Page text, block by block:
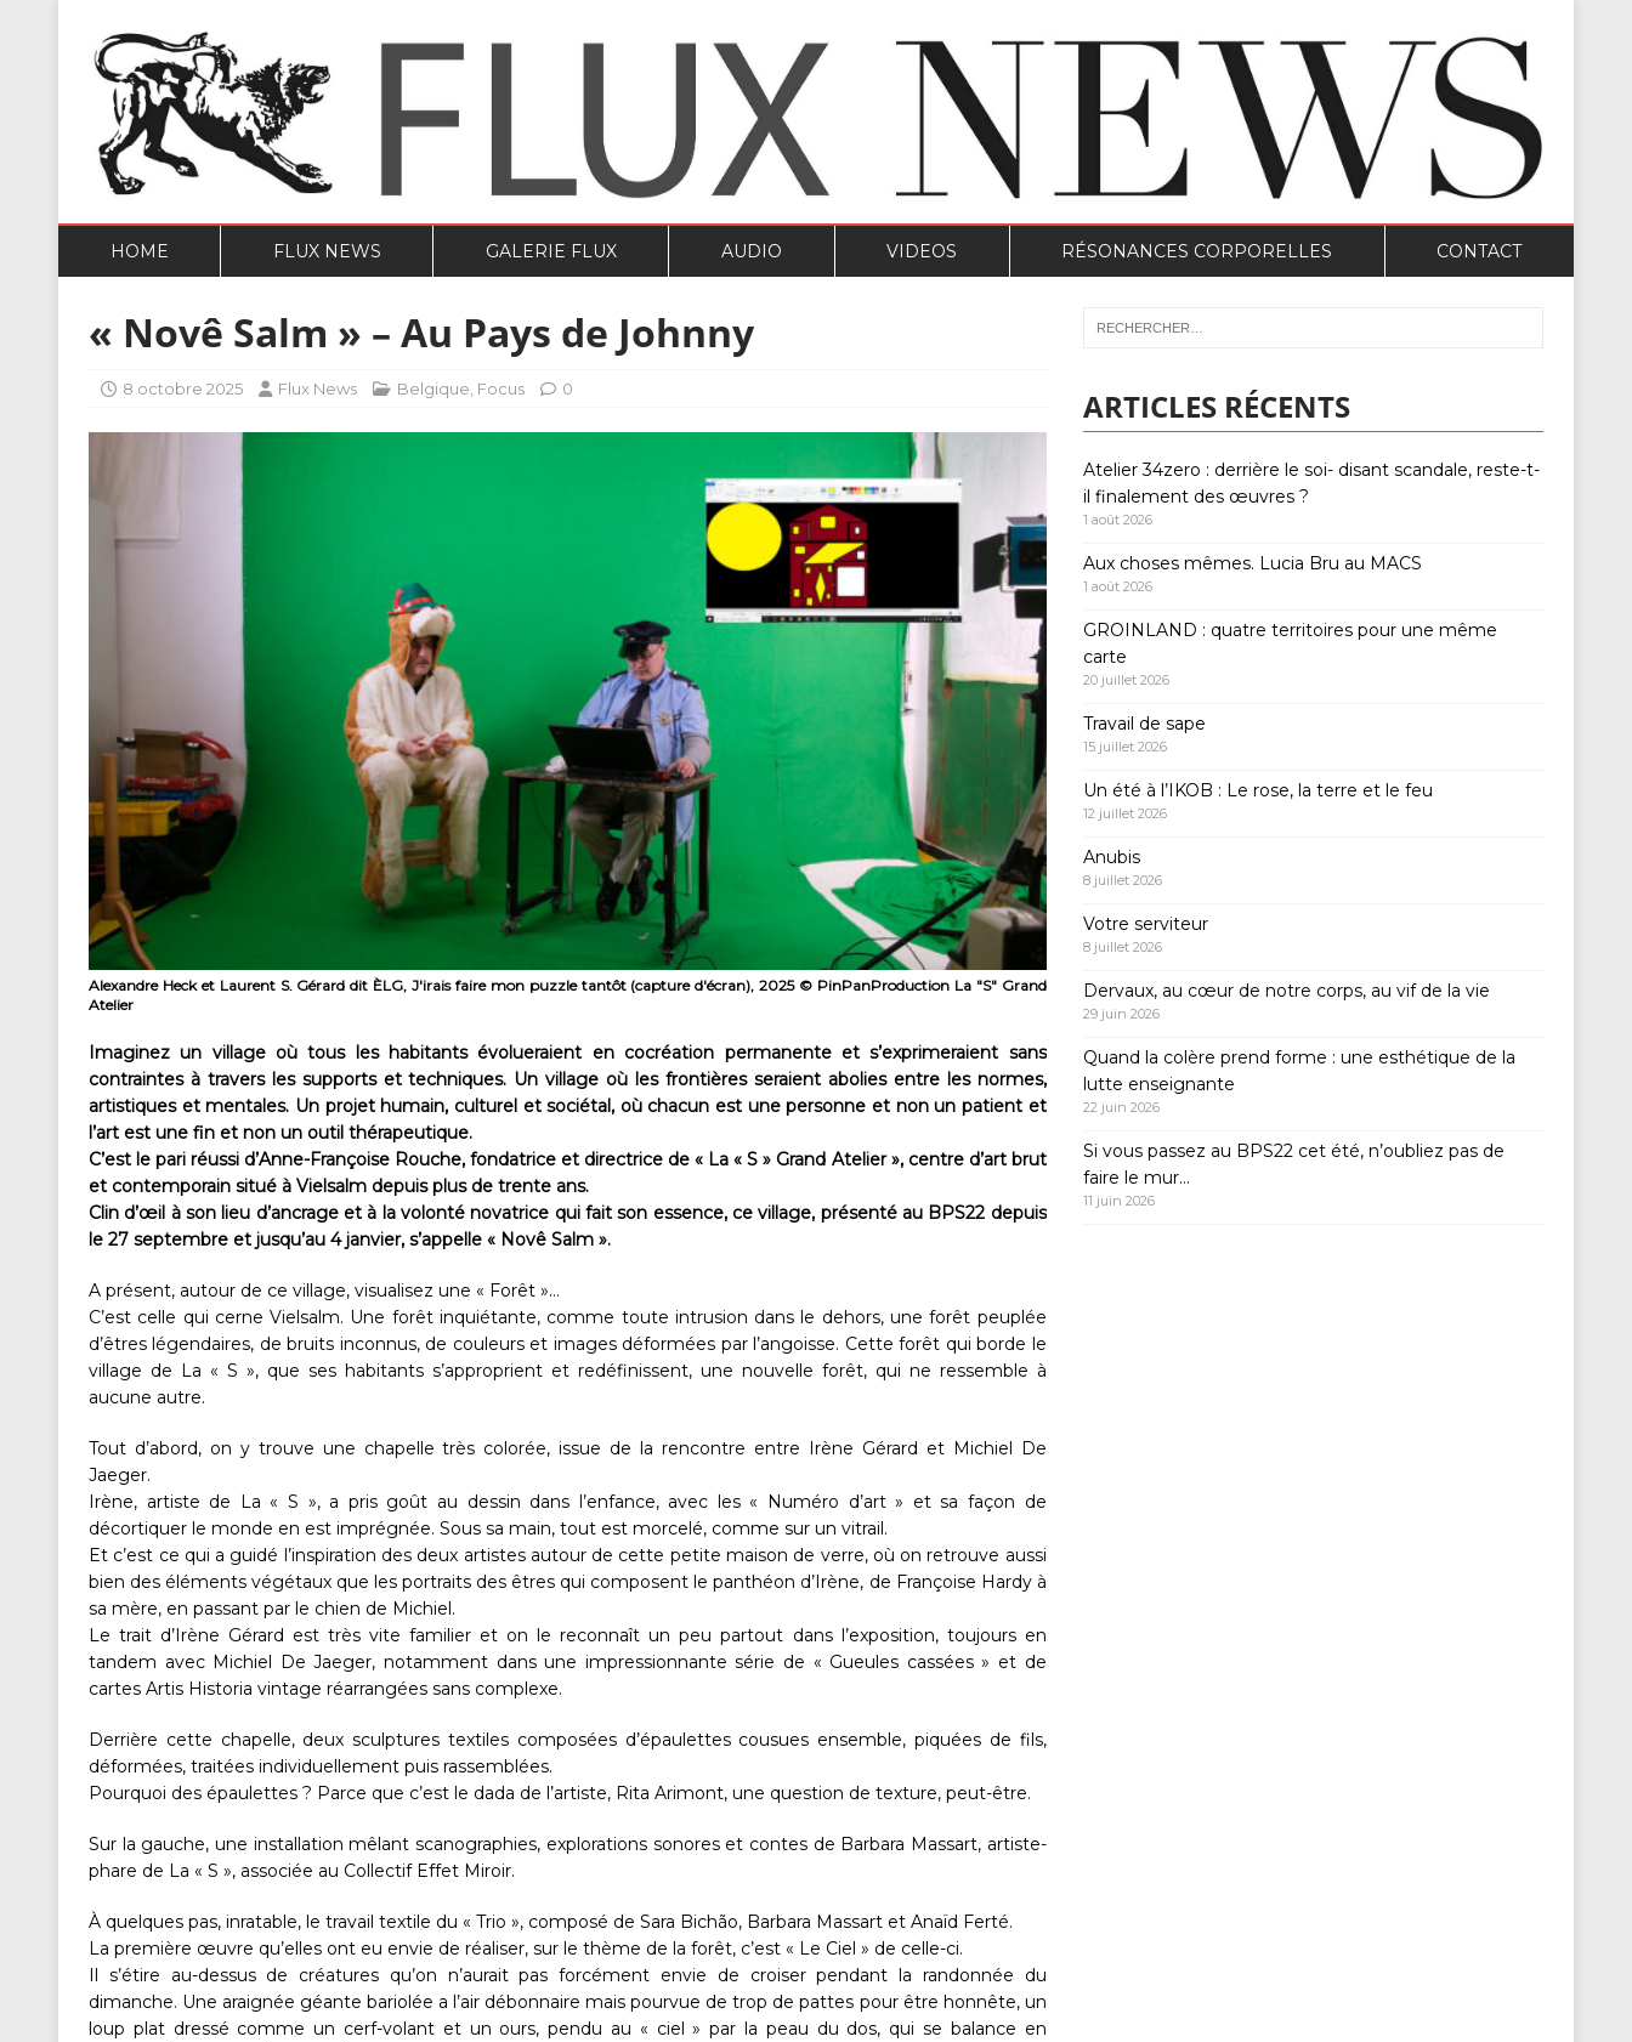
HOME FLUX NEWS GALERIE FLUX AUDIO VIDEOS RÉSONANCES CORPORELLES CONTACT
« Novê Salm » – Au Pays de Johnny
8 octobre 2025 Flux News Belgique Focus 0
Alexandre Heck et Laurent S. Gérard dit ÈLG, J'irais faire mon puzzle tantôt (capture d'écran), 2025 © PinPanProduction La "S" Grand
Atelier
Imaginez un village où tous les habitants évolueraient en cocréation permanente et s’exprimeraient sans
contraintes à travers les supports et techniques. Un village où les frontières seraient abolies entre les normes,
artistiques et mentales. Un projet humain, culturel et sociétal, où chacun est une personne et non un patient et
l’art est une fin et non un outil thérapeutique.
C’est le pari réussi d’Anne-Françoise Rouche, fondatrice et directrice de « La « S » Grand Atelier », centre d’art brut
et contemporain situé à Vielsalm depuis plus de trente ans.
Clin d’œil à son lieu d’ancrage et à la volonté novatrice qui fait son essence, ce village, présenté au BPS22 depuis
le 27 septembre et jusqu’au 4 janvier, s’appelle « Novê Salm ».
A présent, autour de ce village, visualisez une « Forêt »…
C’est celle qui cerne Vielsalm. Une forêt inquiétante, comme toute intrusion dans le dehors, une forêt peuplée
d’êtres légendaires, de bruits inconnus, de couleurs et images déformées par l’angoisse. Cette forêt qui borde le
village de La « S », que ses habitants s’approprient et redéfinissent, une nouvelle forêt, qui ne ressemble à
aucune autre.
Tout d’abord, on y trouve une chapelle très colorée, issue de la rencontre entre Irène Gérard et Michiel De
Jaeger.
Irène, artiste de La « S », a pris goût au dessin dans l’enfance, avec les « Numéro d’art » et sa façon de
décortiquer le monde en est imprégnée. Sous sa main, tout est morcelé, comme sur un vitrail.
Et c’est ce qui a guidé l’inspiration des deux artistes autour de cette petite maison de verre, où on retrouve aussi
bien des éléments végétaux que les portraits des êtres qui composent le panthéon d’Irène, de Françoise Hardy à
sa mère, en passant par le chien de Michiel.
Le trait d’Irène Gérard est très vite familier et on le reconnaît un peu partout dans l’exposition, toujours en
tandem avec Michiel De Jaeger, notamment dans une impressionnante série de « Gueules cassées » et de
cartes Artis Historia vintage réarrangées sans complexe.
Derrière cette chapelle, deux sculptures textiles composées d’épaulettes cousues ensemble, piquées de fils,
déformées, traitées individuellement puis rassemblées.
Pourquoi des épaulettes ? Parce que c’est le dada de l’artiste, Rita Arimont, une question de texture, peut-être.
Sur la gauche, une installation mêlant scanographies, explorations sonores et contes de Barbara Massart, artiste-
phare de La « S », associée au Collectif Effet Miroir.
À quelques pas, inratable, le travail textile du « Trio », composé de Sara Bichão, Barbara Massart et Anaïd Ferté.
La première œuvre qu’elles ont eu envie de réaliser, sur le thème de la forêt, c’est « Le Ciel » de celle-ci.
Il s’étire au-dessus de créatures qu’on n’aurait pas forcément envie de croiser pendant la randonnée du
dimanche. Une araignée géante bariolée a l’air débonnaire mais pourvue de trop de pattes pour être honnête, un
loup plat dressé comme un cerf-volant et un ours, pendu au « ciel » par la peau du dos, qui se balance en
ARTICLES RÉCENTS
Atelier 34zero : derrière le soi- disant scandale, reste-t-
il finalement des œuvres ?
1 août 2026
Aux choses mêmes. Lucia Bru au MACS
1 août 2026
GROINLAND : quatre territoires pour une même
carte
20 juillet 2026
Travail de sape
15 juillet 2026
Un été à l’IKOB : Le rose, la terre et le feu
12 juillet 2026
Anubis
8 juillet 2026
Votre serviteur
8 juillet 2026
Dervaux, au cœur de notre corps, au vif de la vie
29 juin 2026
Quand la colère prend forme : une esthétique de la
lutte enseignante
22 juin 2026
Si vous passez au BPS22 cet été, n’oubliez pas de
faire le mur…
11 juin 2026